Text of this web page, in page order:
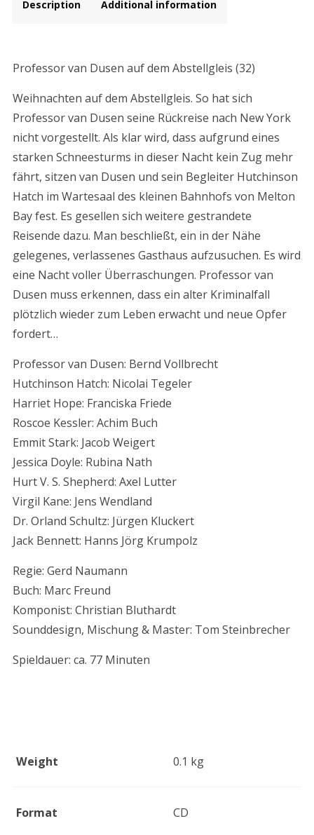
Description Additional information
Description
Professor van Dusen auf dem Abstellgleis (32)
Weihnachten auf dem Abstellgleis. So hat sich
Professor van Dusen seine Rückreise nach New York
nicht vorgestellt. Als klar wird, dass aufgrund eines
starken Schneesturms in dieser Nacht kein Zug mehr
fährt, sitzen van Dusen und sein Begleiter Hutchinson
Hatch im Wartesaal des kleinen Bahnhofs von Melton
Bay fest. Es gesellen sich weitere gestrandete
Reisende dazu. Man beschließt, ein in der Nähe
gelegenes, verlassenes Gasthaus aufzusuchen. Es wird
eine Nacht voller Überraschungen. Professor van
Dusen muss erkennen, dass ein alter Kriminalfall
plötzlich wieder zum Leben erwacht und neue Opfer
fordert…
Professor van Dusen: Bernd Vollbrecht
Hutchinson Hatch: Nicolai Tegeler
Harriet Hope: Franciska Friede
Roscoe Kessler: Achim Buch
Emmit Stark: Jacob Weigert
Jessica Doyle: Rubina Nath
Hurt V. S. Shepherd: Axel Lutter
Virgil Kane: Jens Wendland
Dr. Orland Schultz: Jürgen Kluckert
Jack Bennett: Hanns Jörg Krumpolz
Regie: Gerd Naumann
Buch: Marc Freund
Komponist: Christian Bluthardt
Sounddesign, Mischung & Master: Tom Steinbrecher
Spieldauer: ca. 77 Minuten
Weight 0.1 kg
Format CD